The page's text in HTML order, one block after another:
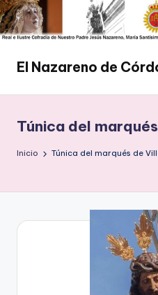
Saltar
contenido
El Nazareno de
la
Cofradía
del
Túnica del
Inicio Túnica del marqués de